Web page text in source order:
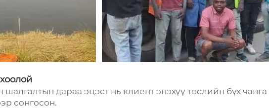
дараа эцэст нь клиент энэхүү төслийн бүх
сонгосон.